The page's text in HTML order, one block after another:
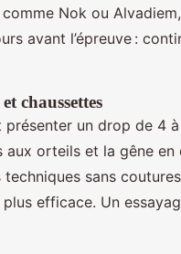
Nok ou
avant l’épreuve :
chaussettes
présenter un drop de 4
orteils et la gêne
sans
efficace. Un